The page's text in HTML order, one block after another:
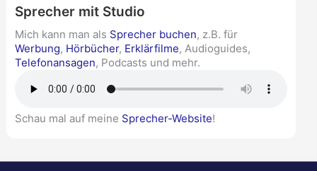
Sprecher mit Studio
Mich kann man als Sprecher buchen, z.B. für
Werbung, Hörbücher, Erklärfilme, Audioguides,
Telefonansagen, Podcasts und mehr.
Schau mal auf meine Sprecher-Website!